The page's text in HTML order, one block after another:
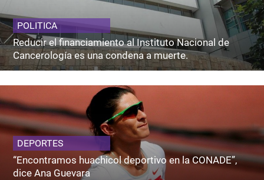
POLITICA
Reducir el financiamiento al Instituto Nacional de
Cancerología es una condena a muerte.
DEPORTES
“Encontramos huachicol deportivo en la CONADE”,
dice Ana Guevara